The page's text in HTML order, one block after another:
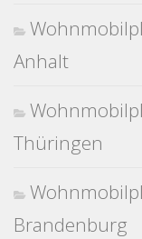
Anhalt
Thüringen
Brandenburg